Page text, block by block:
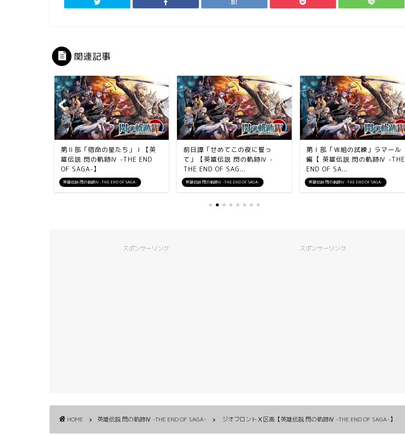
関連記事
英雄伝説 閃の軌跡Ⅳ -THE END OF SAGA-
第Ⅱ部「宿命の星たち」Ⅰ【英
雄伝説 閃の軌跡Ⅳ -THE END
OF SAGA-】
英雄伝説 閃の軌跡Ⅳ -THE END OF SAGA-
前日譚「せめてこの夜に誓っ
て」【英雄伝説 閃の軌跡Ⅳ -
THE END OF SAG...
英雄伝説 閃の軌跡Ⅳ -THE END OF SAGA-
第Ⅰ部「Ⅶ組の試練」ラマール
編【 英雄伝説 閃の軌跡Ⅳ -THE
END OF SA...
スポンサーリンク スポンサーリンク
HOME 英雄伝説 閃の軌跡Ⅳ -THE END OF SAGA- ジオフロントⅩ区画【英雄伝説 閃の軌跡Ⅳ -THE END OF SAGA-】